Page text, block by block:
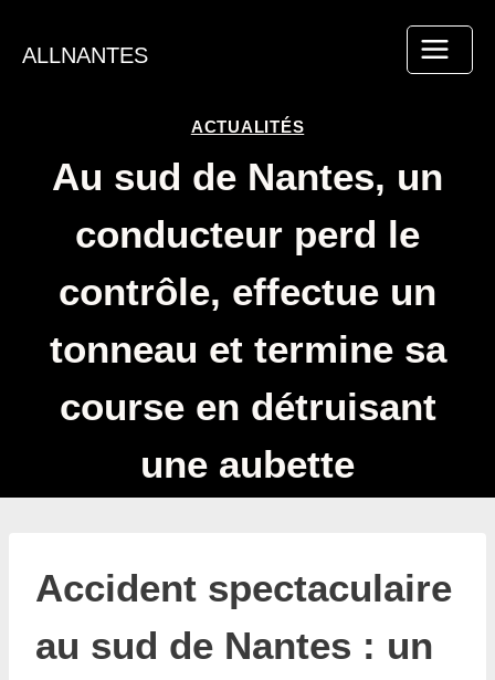
contenu
ALLNANTES
ACTUALITÉS
Au sud de Nantes, un
conducteur perd le
contrôle, effectue un
tonneau et termine sa
course en détruisant
une aubette
Accident spectaculaire
au sud de Nantes : un